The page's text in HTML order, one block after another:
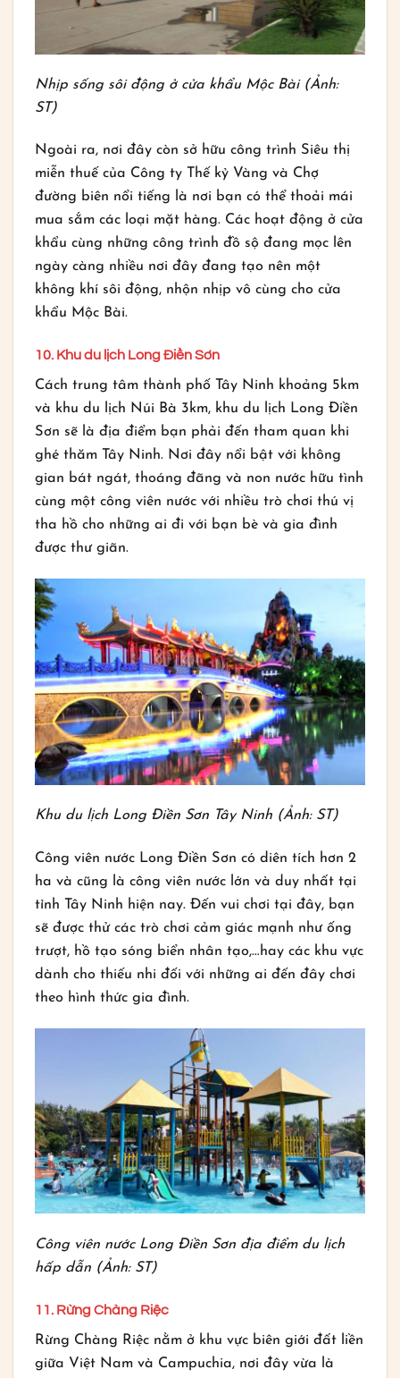
Nhịp sống sôi động ở cửa khẩu Mộc Bài (Ảnh:
ST)
Ngoài ra, nơi đây còn sở hữu công trình Siêu thị
miễn thuế của Công ty Thế kỷ Vàng và Chợ
đường biên nổi tiếng là nơi bạn có thể thoải mái
mua sắm các loại mặt hàng. Các hoạt động ở cửa
khẩu cùng những công trình đồ sộ đang mọc lên
ngày càng nhiều nơi đây đang tạo nên một
không khí sôi động, nhộn nhịp vô cùng cho cửa
khẩu Mộc Bài.
10. Khu du lịch Long Điền Sơn
Cách trung tâm thành phố Tây Ninh khoảng 5km
và khu du lịch Núi Bà 3km, khu du lịch Long Điền
Sơn sẽ là địa điểm bạn phải đến tham quan khi
ghé thăm Tây Ninh. Nơi đây nổi bật với không
gian bát ngát, thoáng đãng và non nước hữu tình
cùng một công viên nước với nhiều trò chơi thú vị
tha hồ cho những ai đi với bạn bè và gia đình
được thư giãn.
Khu du lịch Long Điền Sơn Tây Ninh (Ảnh: ST)
Công viên nước Long Điền Sơn có diên tích hơn 2
ha và cũng là công viên nước lớn và duy nhất tại
tỉnh Tây Ninh hiện nay. Đến vui chơi tại đây, bạn
sẽ được thử các trò chơi cảm giác mạnh như ống
trượt, hồ tạo sóng biển nhân tạo,…hay các khu vực
dành cho thiếu nhi đối với những ai đến đây chơi
theo hình thức gia đình.
Công viên nước Long Điền Sơn địa điểm du lịch
hấp dẫn (Ảnh: ST)
11. Rừng Chàng Riệc
Rừng Chàng Riệc nằm ở khu vực biên giới đất liền
giữa Việt Nam và Campuchia, nơi đây vừa là